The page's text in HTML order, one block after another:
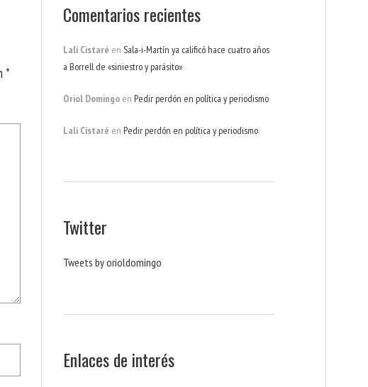
*
Comentarios recientes
Lali Cistaré enSala-i-Martín ya calificó hace cuatro años
a Borrell de «siniestro y parásito»
Oriol Domingo en Pedir perdón en política y periodismo
Lali Cistaré en Pedir perdón en política y periodismo
Twitter
Tweets by orioldomingo
Enlaces de interés